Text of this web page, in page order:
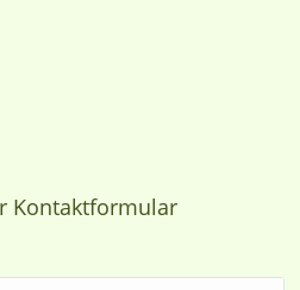
Kontaktformular